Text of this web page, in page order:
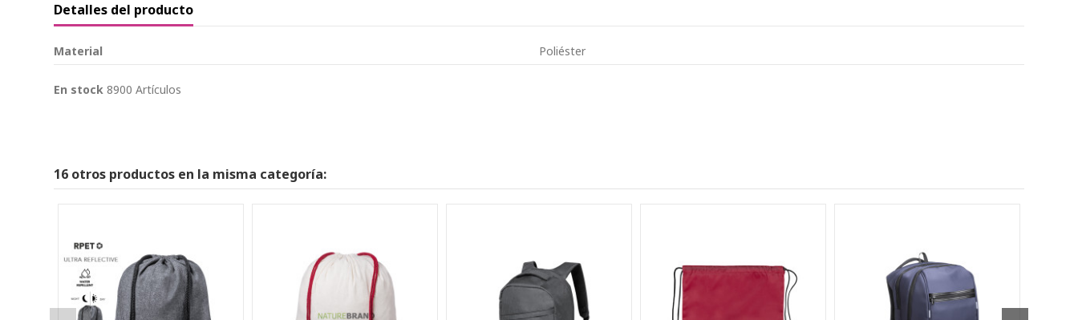
Detalles del producto
Material Poliéster
En stock 8900 Artículos
16 otros productos en la misma categoría: